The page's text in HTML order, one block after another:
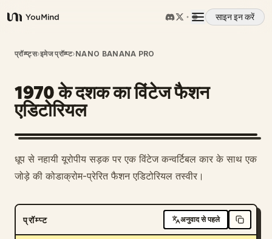
YouMind
साइन इन करें
अवलोकन
उपयोग के मामले
कौशल
प्रॉम्प्ट
मूल्य निर्धारण
प्रॉम्प्ट्स›इमेज प्रॉम्प्ट›NANO BANANA PRO
1970 के दशक का विंटेज फैशन
एडिटोरियल
धूप से नहायी यूरोपीय सड़क पर एक विंटेज कन्वर्टिबल कार के साथ एक
जोड़े की कोडाक्रोम-प्रेरित फैशन एडिटोरियल तस्वीर।
प्रॉम्प्ट अनुवाद से पहले